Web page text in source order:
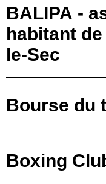
BALIPA -
habitant
le-Sec
Bourse du
Boxing